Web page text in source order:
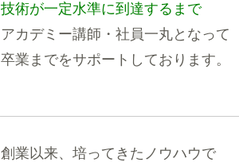
技術が一定水準に到達するまで
アカデミー講師・社員一丸となって
卒業までをサポートしております。
創業以来、培ってきたノウハウで